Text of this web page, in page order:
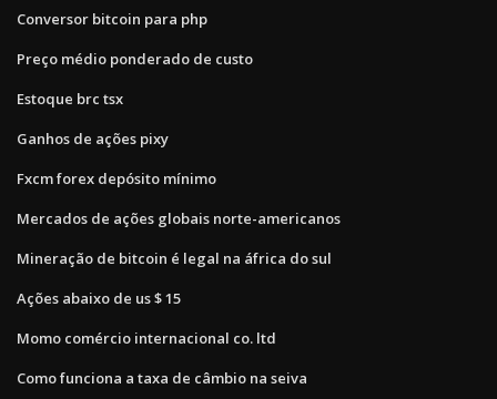
Conversor bitcoin para php
Preço médio ponderado de custo
Estoque brc tsx
Ganhos de ações pixy
Fxcm forex depósito mínimo
Mercados de ações globais norte-americanos
Mineração de bitcoin é legal na áfrica do sul
Ações abaixo de us $ 15
Momo comércio internacional co. ltd
Como funciona a taxa de câmbio na seiva